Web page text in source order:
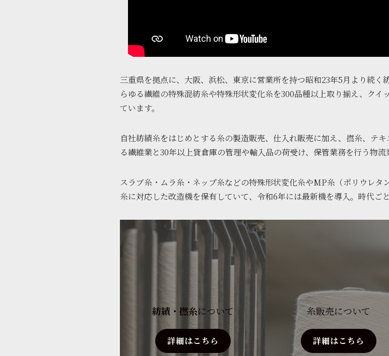
三重県を拠点に、大阪、浜松、東京に営業所を持つ昭和23年5月より続く
らゆる繊維の特殊混紡糸や特殊形状変化糸を300品種以上取り揃え、ク
ています。
自社紡績糸をはじめとする糸の製造販売、仕入れ販売に加え、撚糸、テ
る繊維業と30年以上貸倉庫の管理や輸入品の荷受け、保管業務を行う物流
スラブ糸・ムラ糸・ネップ糸などの特殊形状変化糸やMP糸（ポリウレタ
糸に対応した改造機を保有していて、令和6年には最新機を導入。時代ご
紡績・撚糸について
詳細はこちら
糸販売について
詳細はこちら